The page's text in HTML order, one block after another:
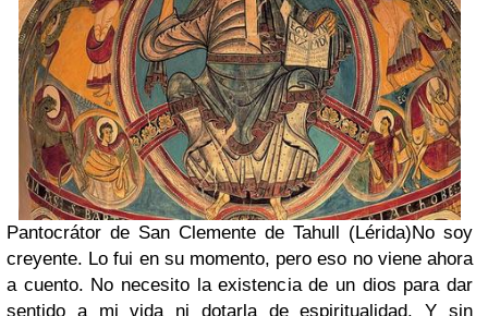
Pantocrátor de San Clemente de Tahull (Lérida)No soy
creyente. Lo fui en su momento, pero eso no viene ahora
a cuento. No necesito la existencia de un dios para dar
sentido a mi vida ni dotarla de espiritualidad. Y sin